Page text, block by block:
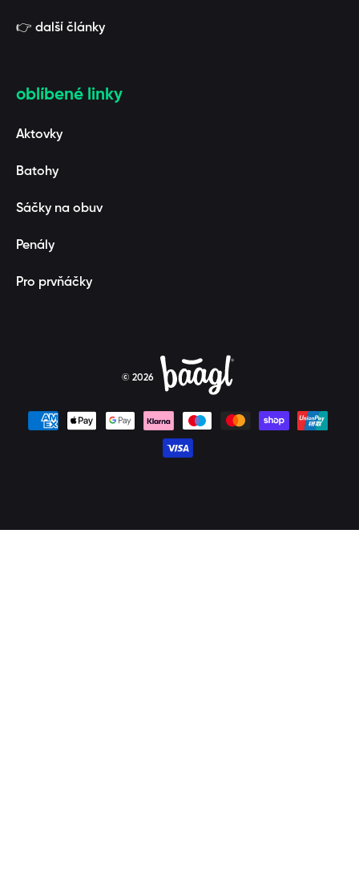
👉 další články
oblíbené linky
Aktovky
Batohy
Sáčky na obuv
Penály
Pro prvňáčky
© 2026
Platební metody